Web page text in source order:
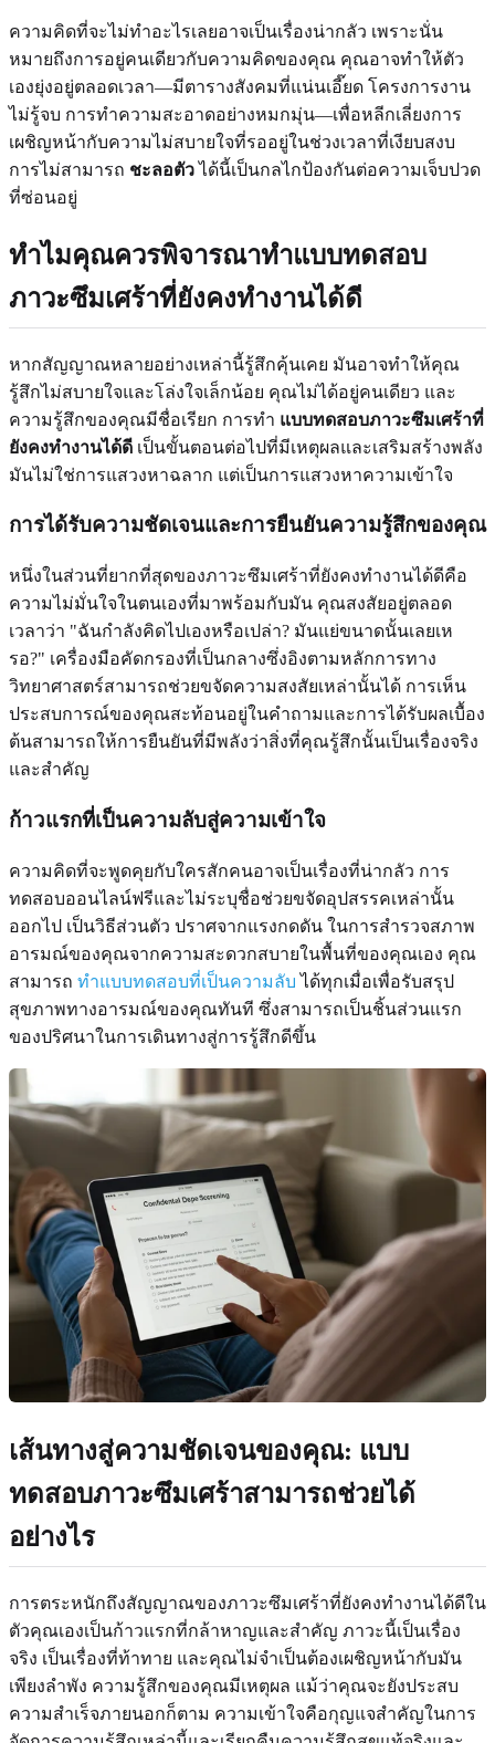
ความคิดที่จะไม่ทำอะไรเลยอาจเป็นเรื่องน่ากลัว เพราะนั่น
หมายถึงการอยู่คนเดียวกับความคิดของคุณ คุณอาจทำให้ตัว
เองยุ่งอยู่ตลอดเวลา—มีตารางสังคมที่แน่นเอี๊ยด โครงการงาน
ไม่รู้จบ การทำความสะอาดอย่างหมกมุ่น—เพื่อหลีกเลี่ยงการ
เผชิญหน้ากับความไม่สบายใจที่รออยู่ในช่วงเวลาที่เงียบสงบ
การไม่สามารถ ชะลอตัวได้นี้เป็นกลไกป้องกันต่อความเจ็บปวด
ที่ซ่อนอยู่
ทำไมคุณควรพิจารณาทำแบบทดสอบ
ภาวะซึมเศร้าที่ยังคงทำงานได้ดี
หากสัญญาณหลายอย่างเหล่านี้รู้สึกคุ้นเคย มันอาจทำให้คุณ
รู้สึกไม่สบายใจและโล่งใจเล็กน้อย คุณไม่ได้อยู่คนเดียว และ
ความรู้สึกของคุณมีชื่อเรียก การทำ แบบทดสอบภาวะซึมเศร้าที่
ยังคงทำงานได้ดี เป็นขั้นตอนต่อไปที่มีเหตุผลและเสริมสร้างพลัง
มันไม่ใช่การแสวงหาฉลาก แต่เป็นการแสวงหาความเข้าใจ
การได้รับความชัดเจนและการยืนยันความรู้สึกของคุณ
หนึ่งในส่วนที่ยากที่สุดของภาวะซึมเศร้าที่ยังคงทำงานได้ดีคือ
ความไม่มั่นใจในตนเองที่มาพร้อมกับมัน คุณสงสัยอยู่ตลอด
เวลาว่า "ฉันกำลังคิดไปเองหรือเปล่า? มันแย่ขนาดนั้นเลยเห
รอ?" เครื่องมือคัดกรองที่เป็นกลางซึ่งอิงตามหลักการทาง
วิทยาศาสตร์สามารถช่วยขจัดความสงสัยเหล่านั้นได้ การเห็น
ประสบการณ์ของคุณสะท้อนอยู่ในคำถามและการได้รับผลเบื้อง
ต้นสามารถให้การยืนยันที่มีพลังว่าสิ่งที่คุณรู้สึกนั้นเป็นเรื่องจริง
และสำคัญ
ก้าวแรกที่เป็นความลับสู่ความเข้าใจ
ความคิดที่จะพูดคุยกับใครสักคนอาจเป็นเรื่องที่น่ากลัว การ
ทดสอบออนไลน์ฟรีและไม่ระบุชื่อช่วยขจัดอุปสรรคเหล่านั้น
ออกไป เป็นวิธีส่วนตัว ปราศจากแรงกดดัน ในการสำรวจสภาพ
อารมณ์ของคุณจากความสะดวกสบายในพื้นที่ของคุณเอง คุณ
สามารถ ทำแบบทดสอบที่เป็นความลับ ได้ทุกเมื่อเพื่อรับสรุป
สุขภาพทางอารมณ์ของคุณทันที ซึ่งสามารถเป็นชิ้นส่วนแรก
ของปริศนาในการเดินทางสู่การรู้สึกดีขึ้น
เส้นทางสู่ความชัดเจนของคุณ: แบบ
ทดสอบภาวะซึมเศร้าสามารถช่วยได้
อย่างไร
การตระหนักถึงสัญญาณของภาวะซึมเศร้าที่ยังคงทำงานได้ดีใน
ตัวคุณเองเป็นก้าวแรกที่กล้าหาญและสำคัญ ภาวะนี้เป็นเรื่อง
จริง เป็นเรื่องที่ท้าทาย และคุณไม่จำเป็นต้องเผชิญหน้ากับมัน
เพียงลำพัง ความรู้สึกของคุณมีเหตุผล แม้ว่าคุณจะยังประสบ
ความสำเร็จภายนอกก็ตาม ความเข้าใจคือกุญแจสำคัญในการ